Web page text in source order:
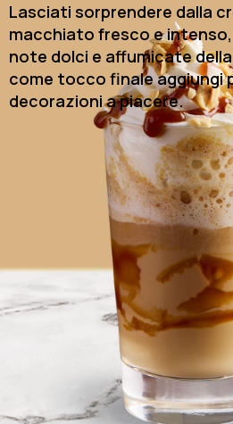
Lasciati sorprendere dalla
macchiato fresco e
note dolci e affumicate della
come tocco finale aggiungi
decorazioni a piacere.